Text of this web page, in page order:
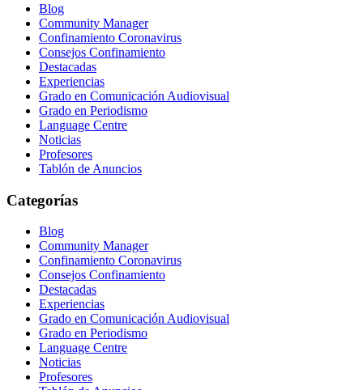
Blog
Community Manager
Confinamiento Coronavirus
Consejos Confinamiento
Destacadas
Experiencias
Grado en Comunicación Audiovisual
Grado en Periodismo
Language Centre
Noticias
Profesores
Tablón de Anuncios
Categorías
Blog
Community Manager
Confinamiento Coronavirus
Consejos Confinamiento
Destacadas
Experiencias
Grado en Comunicación Audiovisual
Grado en Periodismo
Language Centre
Noticias
Profesores